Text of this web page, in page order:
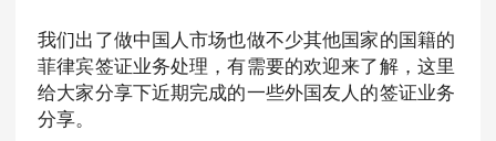
我们出了做中国人市场也做不少其他国家的国籍的
菲律宾签证业务处理，有需要的欢迎来了解，这里
给大家分享下近期完成的一些外国友人的签证业务
分享。